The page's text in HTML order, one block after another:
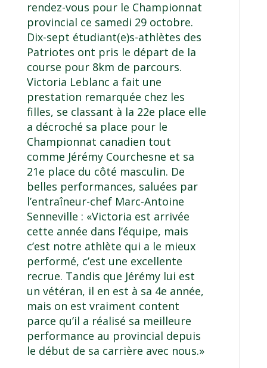
rendez-vous pour le Championnat
provincial ce samedi 29 octobre.
Dix-sept étudiant(e)s-athlètes des
Patriotes ont pris le départ de la
course pour 8km de parcours.
Victoria Leblanc a fait une
prestation remarquée chez les
filles, se classant à la 22e place elle
a décroché sa place pour le
Championnat canadien tout
comme Jérémy Courchesne et sa
21e place du côté masculin. De
belles performances, saluées par
l’entraîneur-chef Marc-Antoine
Senneville : «Victoria est arrivée
cette année dans l’équipe, mais
c’est notre athlète qui a le mieux
performé, c’est une excellente
recrue. Tandis que Jérémy lui est
un vétéran, il en est à sa 4e année,
mais on est vraiment content
parce qu’il a réalisé sa meilleure
performance au provincial depuis
le début de sa carrière avec nous.»